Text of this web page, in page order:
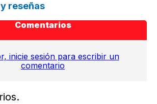
reseñas
Comentarios
inicie sesión para escribir un
comentario